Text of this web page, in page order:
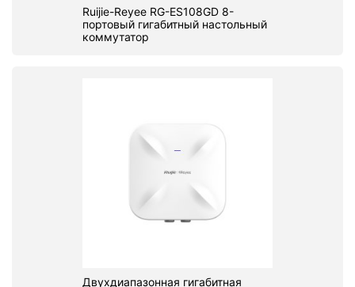
Ruijie-Reyee RG-ES108GD 8-
портовый гигабитный настольный
коммутатор
Двухдиапазонная гигабитная